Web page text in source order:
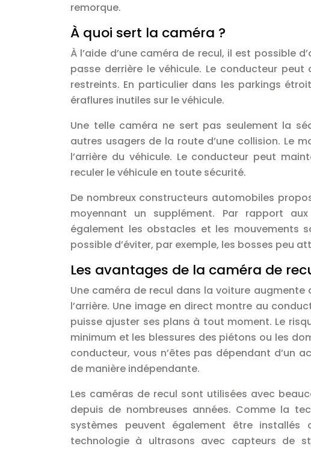
remorque.
À quoi sert la caméra ?
À l’aide d’une caméra de recul, il est possible
passe derrière le véhicule. Le conducteur
restreints. En particulier dans les parkings
éraflures inutiles sur le véhicule.
Une telle caméra ne sert pas seulement la
autres usagers de la route d’une collision. Le
l’arrière du véhicule. Le conducteur peut
reculer le véhicule en toute sécurité.
De nombreux constructeurs automobiles
moyennant un supplément. Par rapport
également les obstacles et les mouvements
possible d’éviter, par exemple, les bosses peu
Les avantages de la caméra de
Une caméra de recul dans la voiture
l’arrière. Une image en direct montre au
puisse ajuster ses plans à tout moment. Le
minimum et les blessures des piétons ou les
conducteur, vous n’êtes pas dépendant d’un
de manière indépendante.
Les caméras de recul sont utilisées avec
depuis de nombreuses années. Comme la
systèmes peuvent également être
technologie à ultrasons avec capteurs de